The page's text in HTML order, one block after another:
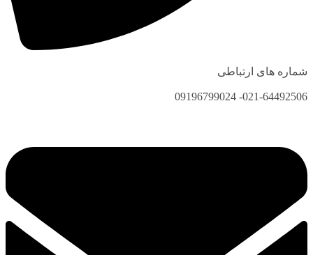
شماره های ارتباطی
021-64492506- 09196799024